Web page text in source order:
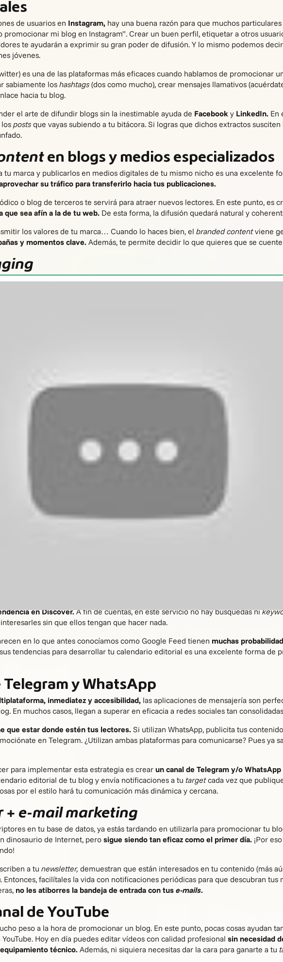
de usuarios en Instagram, hay una buena razón para que muchos
promocionar mi blog en Instagram”. Crear un buen perfil, etiquetar a otros
te ayudarán a exprimir su gran poder de difusión. Y lo mismo podemos
jóvenes.
es una de las plataformas más eficaces cuando hablamos de promocionar
sabiamente los hashtags (dos como mucho), crear mensajes llamativos
hacia tu blog.
el arte de difundir blogs sin la inestimable ayuda de Facebook y LinkedIn. En
posts que vayas subiendo a tu bitácora. Si logras que dichos extractos
en blogs y medios especializados
tu marca y publicarlos en medios digitales de tu mismo nicho es una excelente
su tráfico para transferirlo hacia tus publicaciones.
o blog de terceros te servirá para atraer nuevos lectores. En este punto, es
que sea afín a la de tu web. De esta forma, la difusión quedará natural y
los valores de tu marca… Cuando lo haces bien, el branded contentviene
y momentos clave.Además, te permite decidir lo que quieres que se
a muchos niveles (SEO, autoridad, tráfico, etc.).
a Google debido a la directriz
EEAT(Experiencia, Conocimiento, Autoridad y
incluir enlaces a tus publicaciones en medios digitales de tu misma temática es
ella no solo inyectarás tráfico a tu bitácora, sino que también ganarás autoridad y
en Discover.A fin de cuentas, en este servicio no hay búsquedas ni
sin que ellos tengan que hacer nada.
en lo que antes conocíamos como Google Feed tienen muchas
tendencias para desarrollar tu calendario editorial es una excelente forma de
Telegram y WhatsApp
inmediatez y accesibilidad, las aplicaciones de mensajería son
En muchos casos, llegan a superar en eficacia a redes sociales tan
que estar donde estén tus lectores. Si utilizan WhatsApp, publicita tus
en Telegram. ¿Utilizan ambas plataformas para comunicarse? Pues ya
para implementar esta estrategia es crear un canal de Telegram y/o
editorial de tu blog y envía notificaciones a tu targetcada vez que
por el estilo hará tu comunicación más dinámica y cercana.
+ e-mail marketing
en tu base de datos, ya estás tardando en utilizarla para promocionar tu
dinosaurio de Internet, perosigue siendo tan eficaz como el primer día. ¡Por
a tu newsletter, demuestran que están interesados en tu contenido (más
Entonces, facilítales la vida con notificaciones periódicas para que descubran tus
no les atiborres la bandeja de entrada con tus e-mails.
de YouTube
peso a la hora de promocionar un blog. En este punto, pocas cosas ayudan
Hoy en día puedes editar vídeos con calidad profesional sin necesidad
técnico. Además, ni siquiera necesitas dar la cara para ganarte a tu